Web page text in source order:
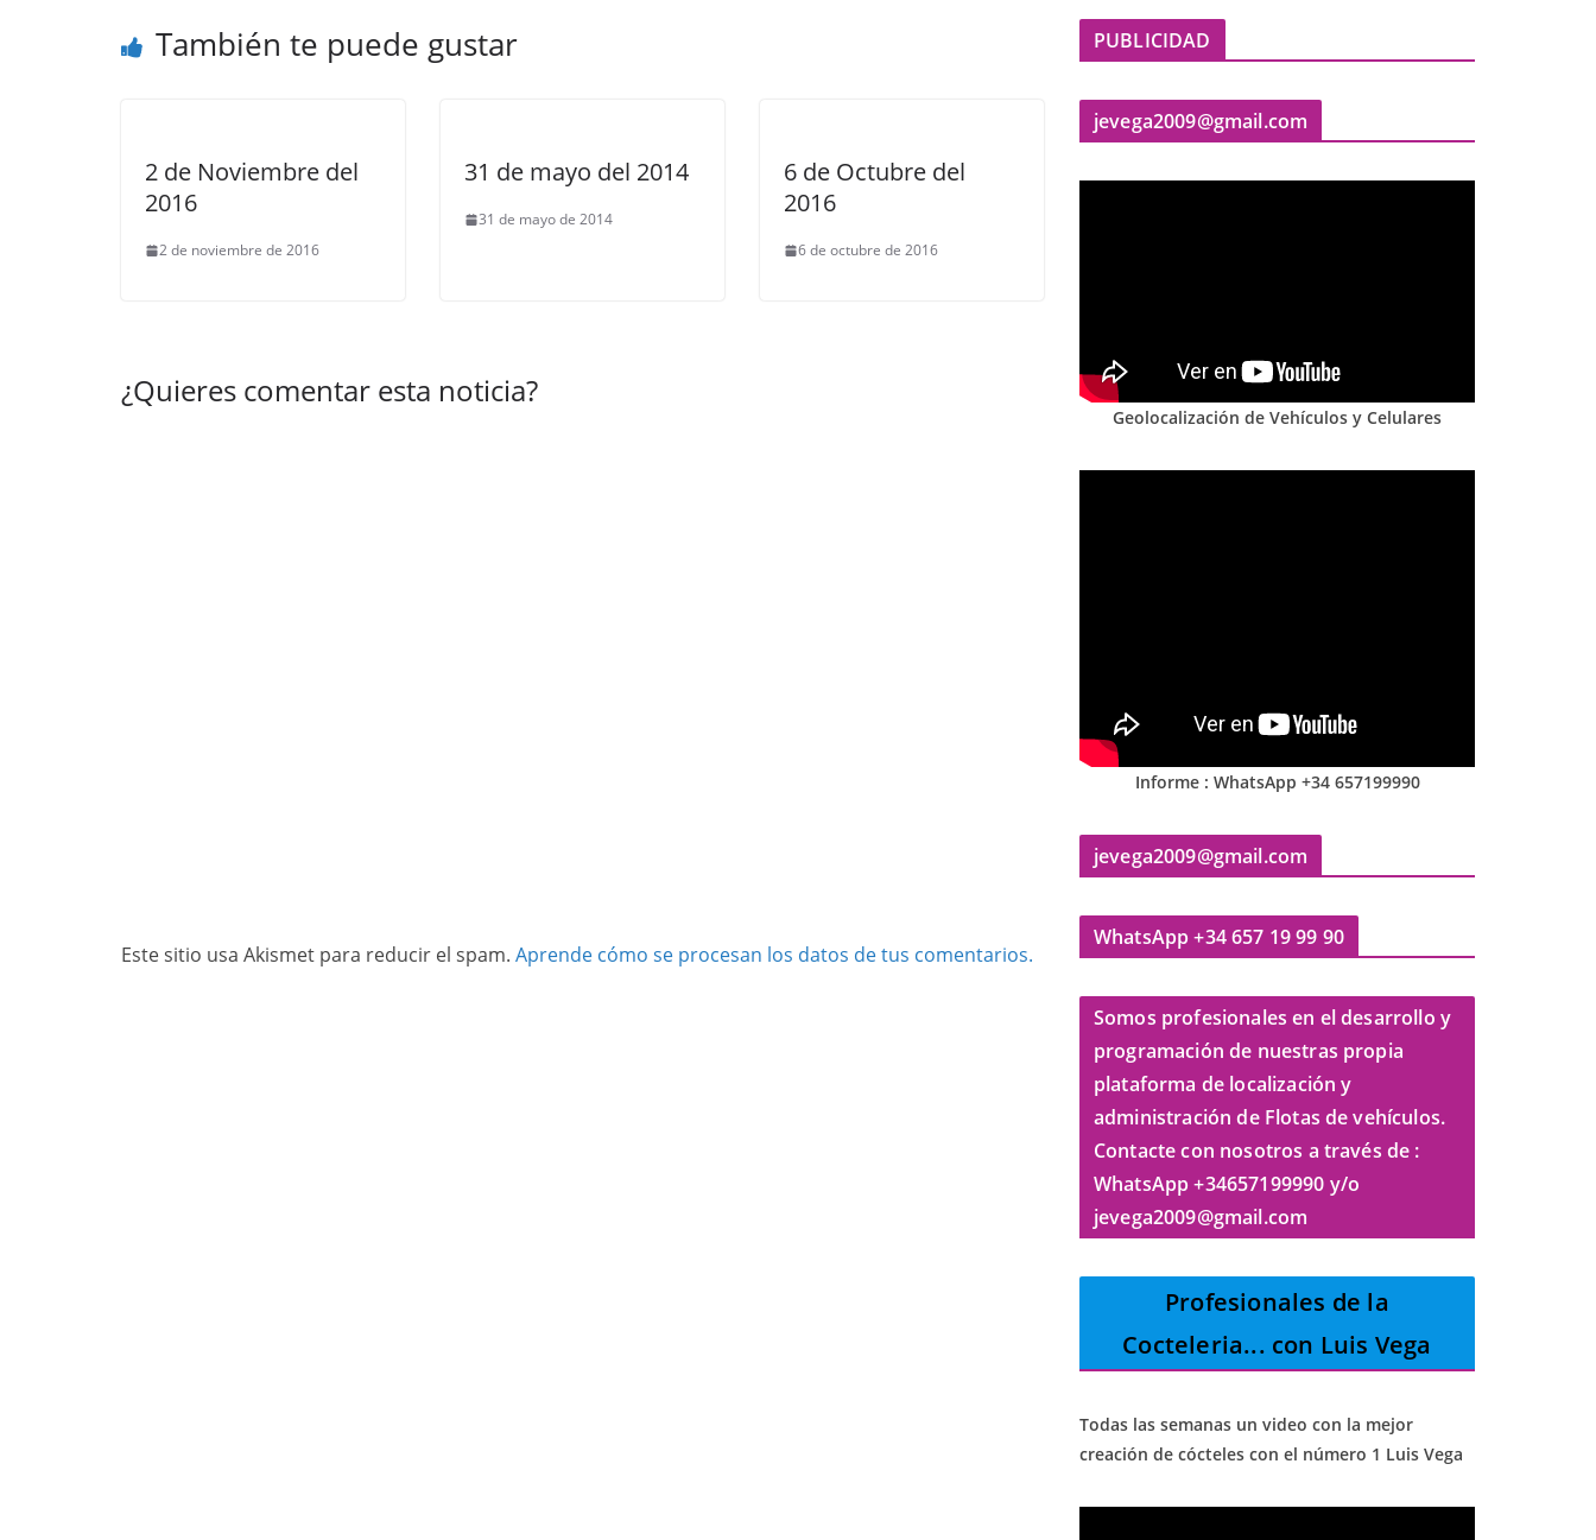
También te puede gustar
2 de Noviembre del
2016
2 de noviembre de 2016
31 de mayo del 2014
31 de mayo de 2014
6 de Octubre del
2016
6 de octubre de 2016
¿Quieres comentar esta noticia?
Este sitio usa Akismet para reducir el spam. Aprende cómo se procesan los datos de tus comentarios.
PUBLICIDAD
jevega2009@gmail.com
Geolocalización de Vehículos y Celulares
Informe : WhatsApp +34 657199990
jevega2009@gmail.com
WhatsApp +34 657 19 99 90
Somos profesionales en el desarrollo y
programación de nuestras propia
plataforma de localización y
administración de Flotas de vehículos.
Contacte con nosotros a través de :
WhatsApp +34657199990 y/o
jevega2009@gmail.com
Profesionales de la
Cocteleria... con Luis Vega
Todas las semanas un video con la mejor
creación de cócteles con el número 1 Luis Vega